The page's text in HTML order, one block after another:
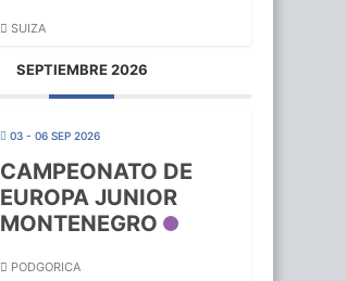
SUIZA
SEPTIEMBRE 2026
03 - 06 SEP 2026
CAMPEONATO DE
EUROPA JUNIOR
MONTENEGRO
PODGORICA